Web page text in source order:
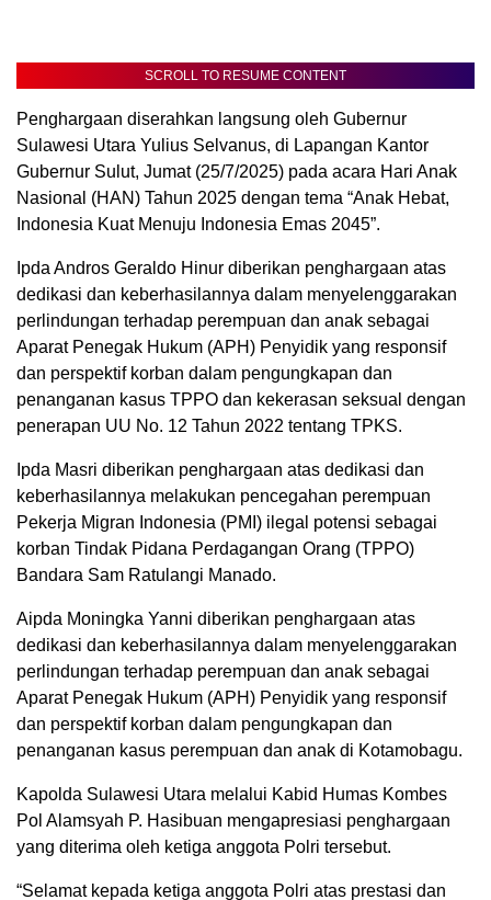
SCROLL TO RESUME CONTENT
Penghargaan diserahkan langsung oleh Gubernur
Sulawesi Utara Yulius Selvanus, di Lapangan Kantor
Gubernur Sulut, Jumat (25/7/2025) pada acara Hari Anak
Nasional (HAN) Tahun 2025 dengan tema “Anak Hebat,
Indonesia Kuat Menuju Indonesia Emas 2045”.
Ipda Andros Geraldo Hinur diberikan penghargaan atas
dedikasi dan keberhasilannya dalam menyelenggarakan
perlindungan terhadap perempuan dan anak sebagai
Aparat Penegak Hukum (APH) Penyidik yang responsif
dan perspektif korban dalam pengungkapan dan
penanganan kasus TPPO dan kekerasan seksual dengan
penerapan UU No. 12 Tahun 2022 tentang TPKS.
Ipda Masri diberikan penghargaan atas dedikasi dan
keberhasilannya melakukan pencegahan perempuan
Pekerja Migran Indonesia (PMI) ilegal potensi sebagai
korban Tindak Pidana Perdagangan Orang (TPPO)
Bandara Sam Ratulangi Manado.
Aipda Moningka Yanni diberikan penghargaan atas
dedikasi dan keberhasilannya dalam menyelenggarakan
perlindungan terhadap perempuan dan anak sebagai
Aparat Penegak Hukum (APH) Penyidik yang responsif
dan perspektif korban dalam pengungkapan dan
penanganan kasus perempuan dan anak di Kotamobagu.
Kapolda Sulawesi Utara melalui Kabid Humas Kombes
Pol Alamsyah P. Hasibuan mengapresiasi penghargaan
yang diterima oleh ketiga anggota Polri tersebut.
“Selamat kepada ketiga anggota Polri atas prestasi dan